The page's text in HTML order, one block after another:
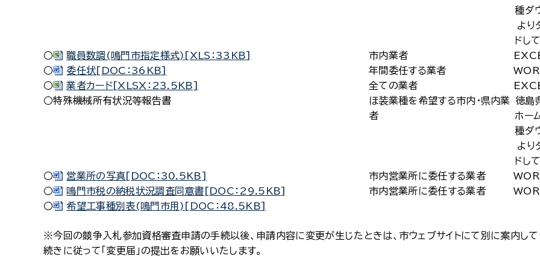
種ダ
より
ドし
○
職員数調(鳴門市指定様式)[XLS：33KB] 市内業者
○
委任状[DOC：36KB] 年間委任する業者
○
業者カード[XLSX：23.5KB] 全ての業者
○特殊機械所有状況等報告書
ほ装業種を希望する市内・県内業
者
徳島
ホー
種ダ
より
ドし
○
営業所の写真[DOC：30.5KB] 市内営業所に委任する業者
○
鳴門市税の納税状況調査同意書[DOC：29.5KB] 市内営業所に委任する業者
○
希望工事種別表(鳴門市用)[DOC：48.5KB]
※今回の競争入札参加資格審査申請の手続以後、申請内容に変更が生じたときは、市ウェブサイトにて別に案内し
続きに従って「変更届」の提出をお願いいたします。